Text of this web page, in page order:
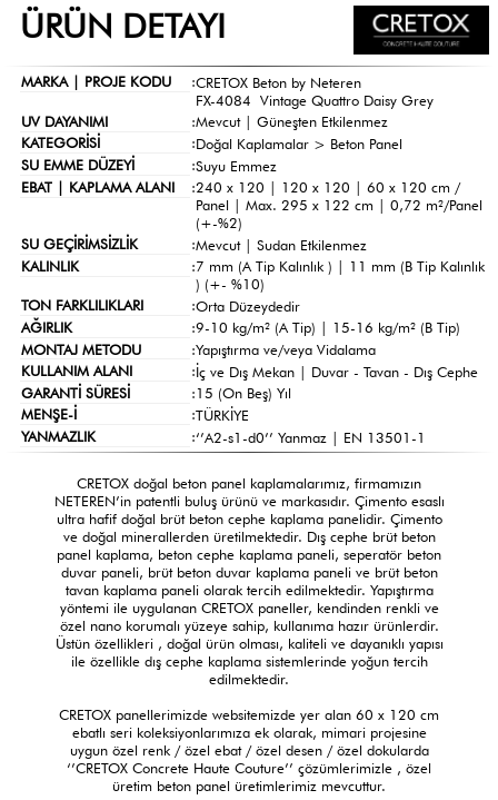
ÜRÜN DETAYI
MARKA | PROJE KODU :CRETOX Beton by Neteren
FX-4084 Vintage Quattro Daisy Grey
UV DAYANIMI
:Mevcut | Güneşten Etkilenmez
KATEGORİSİ
:Doğal Kaplamalar > Beton Panel
SU EMME DÜZEYİ
:Suyu Emmez
EBAT | KAPLAMA ALANI
:240 x 120 | 120 x 120 | 60 x 120 cm /
Panel | Max. 295 x 122 cm | 0,72 m²/Panel
(+-%2)
SU GEÇİRİMSİZLİK
:Mevcut | Sudan Etkilenmez
KALINLIK
:7 mm (A Tip Kalınlık ) | 11 mm (B Tip Kalınlık
) (+- %10)
TON FARKLILIKLARI
:Orta Düzeydedir
AĞIRLIK
:9-10 kg/m² (A Tip) | 15-16 kg/m² (B Tip)
MONTAJ METODU
:Yapıştırma ve/veya Vidalama
KULLANIM ALANI
:İç ve Dış Mekan | Duvar - Tavan - Dış Cephe
GARANTİ SÜRESİ
:15 (On Beş) Yıl
MENŞE-İ
:TÜRKİYE
YANMAZLIK
:‘’A2-s1-d0’’ Yanmaz | EN 13501-1
CRETOX doğal beton panel kaplamalarımız, firmamızın
NETEREN’in patentli buluş ürünü ve markasıdır. Çimento esaslı
ultra hafif doğal brüt beton cephe kaplama panelidir. Çimento
ve doğal minerallerden üretilmektedir. Dış cephe brüt beton
panel kaplama, beton cephe kaplama paneli, seperatör beton
duvar paneli, brüt beton duvar kaplama paneli ve brüt beton
tavan kaplama paneli olarak tercih edilmektedir. Yapıştırma
yöntemi ile uygulanan CRETOX paneller, kendinden renkli ve
özel nano korumalı yüzeye sahip, kullanıma hazır ürünlerdir.
Üstün özellikleri , doğal ürün olması, kaliteli ve dayanıklı yapısı
ile özellikle dış cephe kaplama sistemlerinde yoğun tercih
edilmektedir.
CRETOX panellerimizde websitemizde yer alan 60 x 120 cm
ebatlı seri koleksiyonlarımıza ek olarak, mimari projesine
uygun özel renk / özel ebat / özel desen / özel dokularda
‘’CRETOX Concrete Haute Couture’’ çözümlerimizle , özel
üretim beton panel üretimlerimiz mevcuttur.